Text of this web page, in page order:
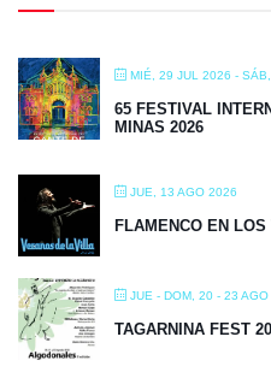
MIÉ, 29 JUL 2026 -
65 FESTIVAL
MINAS 2026
JUE, 13 AGO 2026
FLAMENCO EN
JUE - DOM, 20 - 23
TAGARNINA FEST